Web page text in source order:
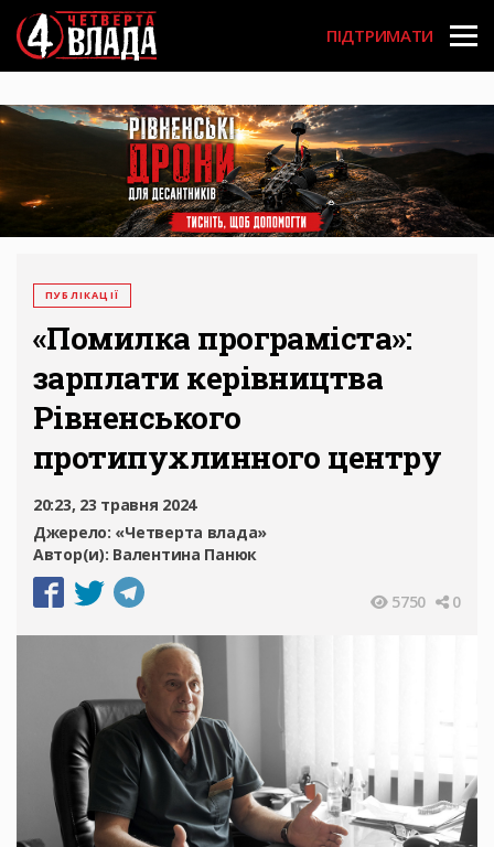
Перейти
до
основного
вмісту
User
account
menu
ПІДТРИМАТИ
ПУБЛІКАЦІЇ
«Помилка програміста»:
зарплати керівництва
Рівненського
протипухлинного центру
20:23, 23 травня 2024
Джерело: «Четверта влада»
Автор(и): Валентина Панюк
5750 0